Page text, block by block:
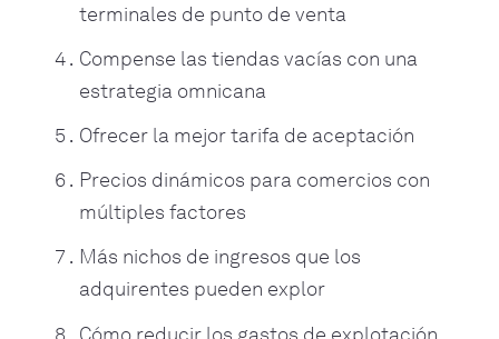
terminales de punto de venta
Compense las tiendas vacías con una
estrategia omnicana
Ofrecer la mejor tarifa de aceptación
Precios dinámicos para comercios con
múltiples factores
Más nichos de ingresos que los
adquirentes pueden explor
Cómo reducir los gastos de explotación